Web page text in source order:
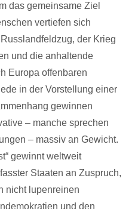
das gemeinsame Ziel
vertiefen sich
der Krieg
und die anhaltende
Europa offenbaren
in der Vorstellung einer
gewinnen
– manche sprechen
– massiv an Gewicht.
gewinnt weltweit
Staaten an Zuspruch,
nicht lupenreinen
und den